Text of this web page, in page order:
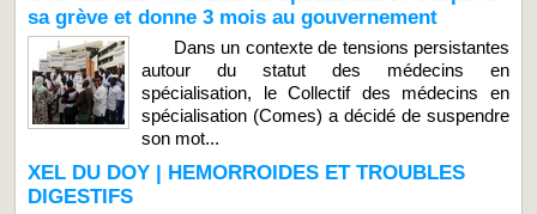
sa grève et donne 3 mois au gouvernement
Dans un contexte de tensions persistantes
autour du statut des médecins en
spécialisation, le Collectif des médecins en
spécialisation (Comes) a décidé de suspendre
son mot...
XEL DU DOY | HEMORROIDES ET TROUBLES
DIGESTIFS